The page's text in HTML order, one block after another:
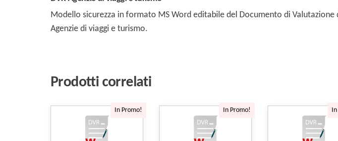
Modello sicurezza in formato MS Word editabile del Documento di Valutazione
Agenzie di viaggi e turismo.
Prodotti correlati
In Promo! In Promo!